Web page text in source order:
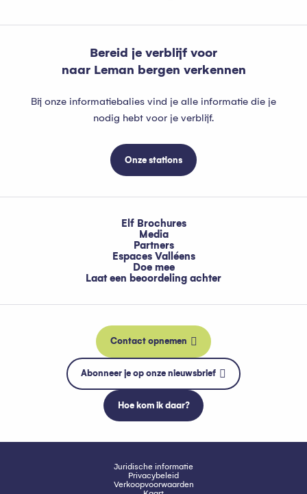
Bereid je verblijf voor
naar Leman bergen verkennen
Bij onze informatiebalies vind je alle informatie die je
nodig hebt voor je verblijf.
Onze stations
Elf Brochures
Media
Partners
Espaces Valléens
Doe mee
Laat een beoordeling achter
Contact opnemen
Abonneer je op onze nieuwsbrief
Hoe kom ik daar?
Juridische informatie
Privacybeleid
Verkoopvoorwaarden